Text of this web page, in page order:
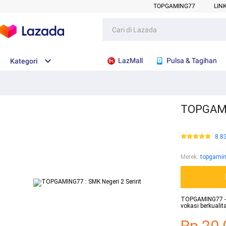
TOPGAMING77
Kategori LazMall Pulsa & Tagihan
Merek:
vokasi